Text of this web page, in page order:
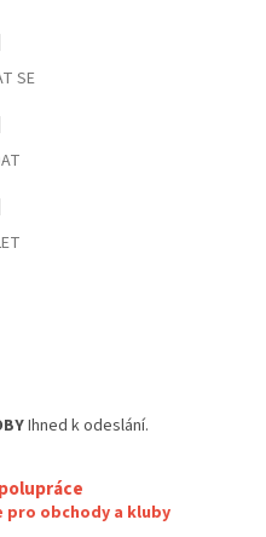
SE
Ihned k odeslání.
pro obchody a kluby